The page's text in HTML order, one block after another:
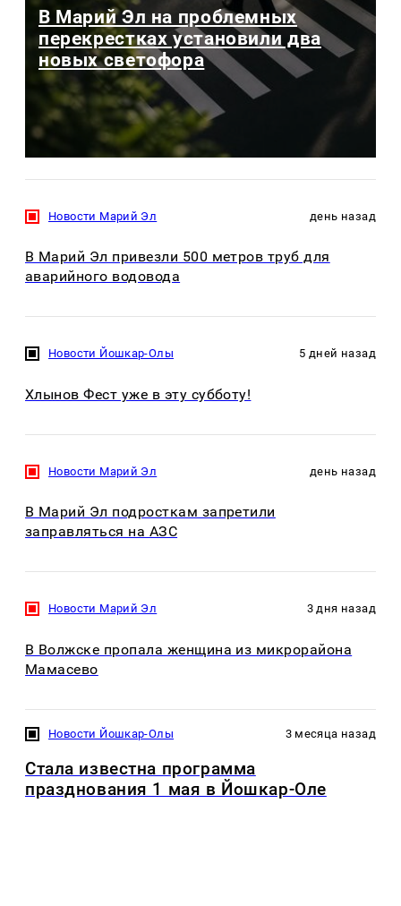
В Марий Эл на проблемных
перекрестках установили два
новых светофора
Новости Марий Эл день назад
В Марий Эл привезли 500 метров труб для
аварийного водовода
Новости Йошкар-Олы 5 дней назад
Хлынов Фест уже в эту субботу!
Новости Марий Эл день назад
В Марий Эл подросткам запретили
заправляться на АЗС
Новости Марий Эл 3 дня назад
В Волжске пропала женщина из микрорайона
Мамасево
Новости Йошкар-Олы 3 месяца назад
Стала известна программа
празднования 1 мая в Йошкар-Оле